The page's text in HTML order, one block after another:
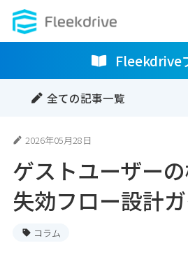
Fleekdrive
全ての記事一覧
2026年05月28日
ゲストユーザー
失効フロー設計
コラム